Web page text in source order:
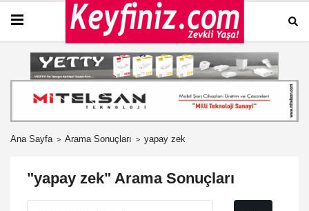
Ana Sayfa Arama Sonuçları yapay zek
"yapay zek" Arama Sonuçları